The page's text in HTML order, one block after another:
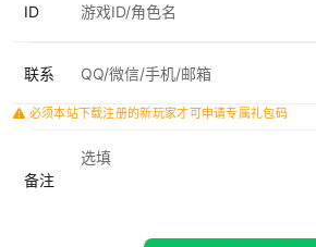
ID
联系
必须本站下载注册的新玩家才可申请专属礼包码
备注